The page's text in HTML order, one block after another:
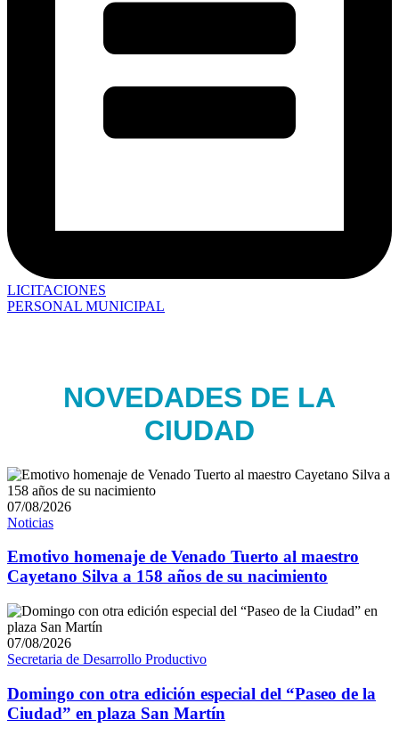
LICITACIONES
PERSONAL MUNICIPAL
NOVEDADES DE LA
CIUDAD
07/08/2026
Noticias
Emotivo homenaje de Venado Tuerto al maestro
Cayetano Silva a 158 años de su nacimiento
07/08/2026
Secretaria de Desarrollo Productivo
Domingo con otra edición especial del “Paseo de la
Ciudad” en plaza San Martín